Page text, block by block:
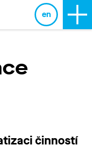
en
činností